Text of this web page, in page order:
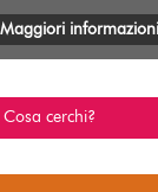
cerchi?
Maggiori informazioni